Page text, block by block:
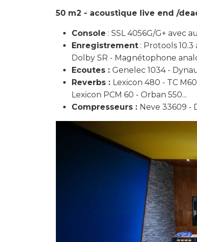
50 m2 - acoustique live end /
Console : SSL 4056G/G+ avec
Enregistrement : Protools
Dolby SR - Magnétophone
Ecoutes : Genelec 1034 -
Reverbs : Lexicon 480 - TC
Lexicon PCM 60 - Orban 550...
Compresseurs : Neve 33609 -